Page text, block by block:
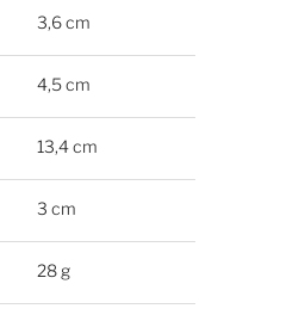
3,6 cm
4,5 cm
13,4 cm
3 cm
28 g